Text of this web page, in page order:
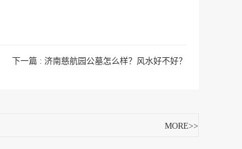
下一篇 : 济南慈航园公墓怎么样？风水好不好？
MORE>>